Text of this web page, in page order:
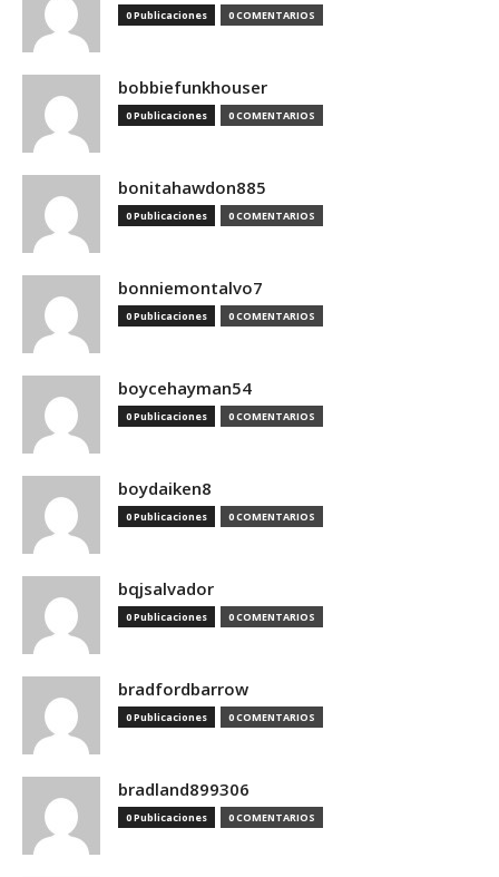
0 Publicaciones 0 COMENTARIOS
bobbiefunkhouser
0 Publicaciones 0 COMENTARIOS
bonitahawdon885
0 Publicaciones 0 COMENTARIOS
bonniemontalvo7
0 Publicaciones 0 COMENTARIOS
boycehayman54
0 Publicaciones 0 COMENTARIOS
boydaiken8
0 Publicaciones 0 COMENTARIOS
bqjsalvador
0 Publicaciones 0 COMENTARIOS
bradfordbarrow
0 Publicaciones 0 COMENTARIOS
bradland899306
0 Publicaciones 0 COMENTARIOS